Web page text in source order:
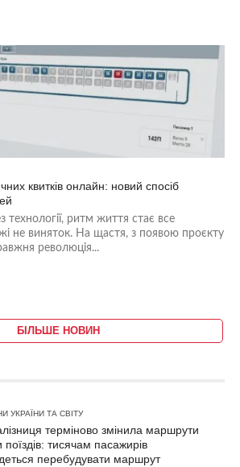
квитків онлайн: новий спосіб
технології, ритм життя стає все
не виняток. На щастя, з появою проєкту
революція...
БІЛЬШЕ НОВИН
УКРАЇНИ ТА СВІТУ
терміново змінила маршрути
поїздів: тисячам пасажирів
перебудувати маршрут